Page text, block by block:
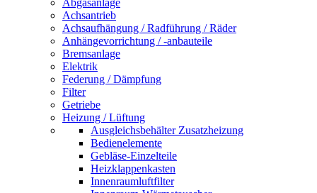
Abgasanlage
Achsantrieb
Achsaufhängung / Radführung / Räder
Anhängevorrichtung / -anbauteile
Bremsanlage
Elektrik
Federung / Dämpfung
Filter
Getriebe
Heizung / Lüftung
Ausgleichsbehälter Zusatzheizung
Bedienelemente
Gebläse-Einzelteile
Heizklappenkasten
Innenraumluftfilter